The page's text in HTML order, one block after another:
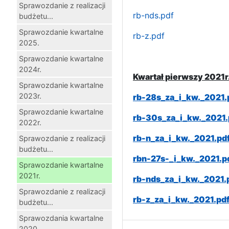
Sprawozdanie z realizacji
budżetu...
Sprawozdanie kwartalne
2025.
Sprawozdanie kwartalne
2024r.
Sprawozdanie kwartalne
2023r.
Sprawozdanie kwartalne
2022r.
Sprawozdanie z realizacji
budżetu...
Sprawozdanie kwartalne
2021r.
Sprawozdanie z realizacji
budżetu...
Sprawozdania kwartalne
rb-nds.pdf
rb-z.pdf
Kwartał pierwszy
rb-
rb-
rb-
rbn-27s-
rb-
rb-z_za_i_kw._2021.pdf